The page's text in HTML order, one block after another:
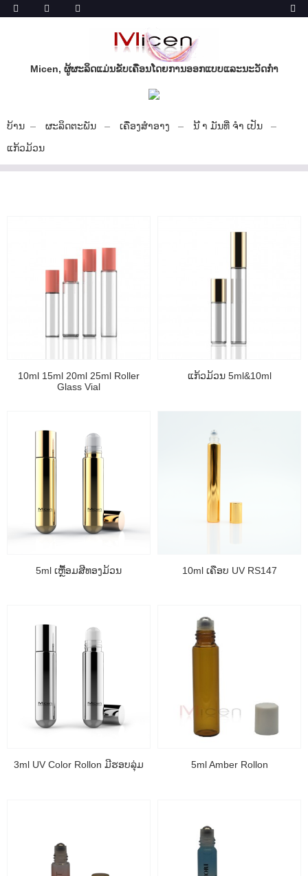
Micen, ຜູ້ຜະລິດແມ່ນຂັບເຄື່ອນໂດຍການອອກແບບແລະນະວັດກໍາ
ບ້ານ ຜະລິດຕະພັນ ເຄື່ອງສໍາອາງ
ນ້ ຳ ມັນທີ່ ຈຳ ເປັນ
ແກ້ວມ້ວນ
10ml 15ml 20ml 25ml Roller
Glass Vial
ແກ້ວມ້ວນ 5ml&10ml
5ml ເຫຼື້ອມສີທອງມ້ວນ 10ml ເຄືອບ UV RS147
3ml UV Color Rollon ມີຮອບລຸ່ມ 5ml Amber Rollon